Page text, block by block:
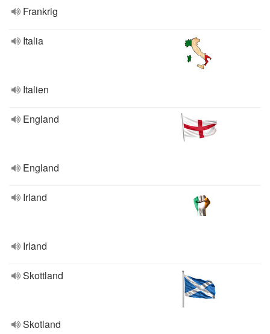
Frankrig
Italia
Italien
England
England
Irland
Irland
Skottland
Skotland